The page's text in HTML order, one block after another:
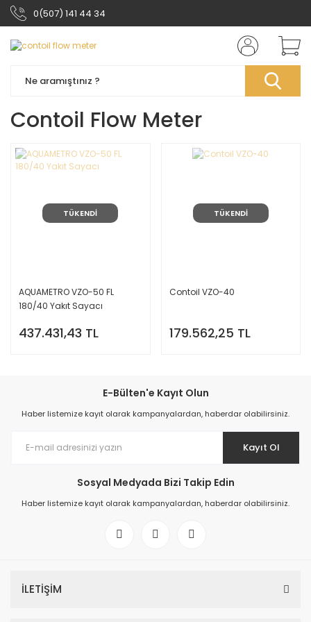
0(507) 141 44 34
Contoil Flow Meter
TÜKENDİ
AQUAMETRO VZO-50 FL
180/40 Yakıt Sayacı
437.431,43 TL
TÜKENDİ
Contoil VZO-40
179.562,25 TL
E-Bülten'e Kayıt Olun
Haber listemize kayıt olarak kampanyalardan, haberdar olabilirsiniz.
Kayıt Ol
Sosyal Medyada Bizi Takip Edin
Haber listemize kayıt olarak kampanyalardan, haberdar olabilirsiniz.
İLETİŞİM